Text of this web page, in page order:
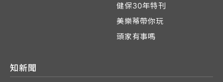
健保30年特刊
美樂蒂帶你玩
頭家有事嗎
知新聞